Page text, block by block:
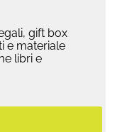
gift box
e materiale
libri e